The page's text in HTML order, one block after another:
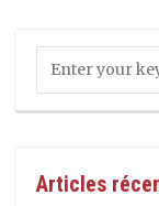
Articles